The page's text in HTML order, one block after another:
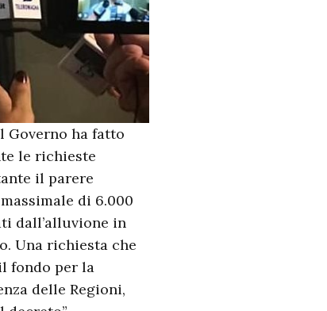
Governo ha fatto
le richieste
il parere
di 6.000
dall’alluvione in
Una richiesta che
fondo per la
delle Regioni,